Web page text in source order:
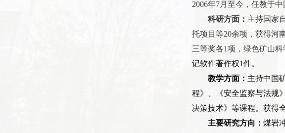
2006年7月至今，任教于中
科研方面： 主持国家
托项目等20余项，获得河
三等奖各1项，绿色矿山
记软件著作权1件。
教学方面： 主持中国
程》、《安全监察与法规
决策技术》等课程。获得
主要研究方向：煤岩